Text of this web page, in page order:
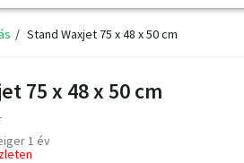
Stand Waxjet 75 x 48 x 50 cm
75 x 48 x 50 cm
1 év